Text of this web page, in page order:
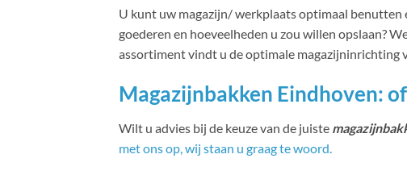
U kunt uw magazijn/ werkplaats optimaal benutten
goederen en hoeveelheden u zou willen opslaan?
assortiment vindt u de optimale magazijninrichting
Magazijnbakken Eindhoven:
Wilt u advies bij de keuze van de juiste
met ons op, wij staan u graag te woord.